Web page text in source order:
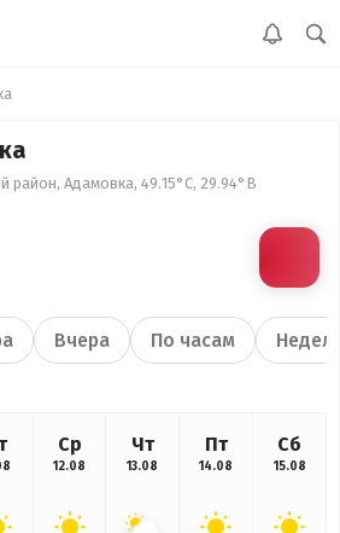
район, Адамовка, 49.15°С, 29.94°В
Вчера По часам
Ср
12.08
Чт
13.08
Пт
14.08
Сб
15.08